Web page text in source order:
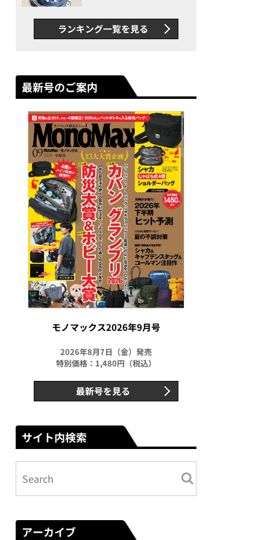
新ムーブメントの衝撃
ランキング一覧を見る
最新号のご案内
モノマックス2026年9月号
2026年8月7日（金）発売
特別価格：1,480円（税込）
最新号を見る
サイト内検索
アーカイブ